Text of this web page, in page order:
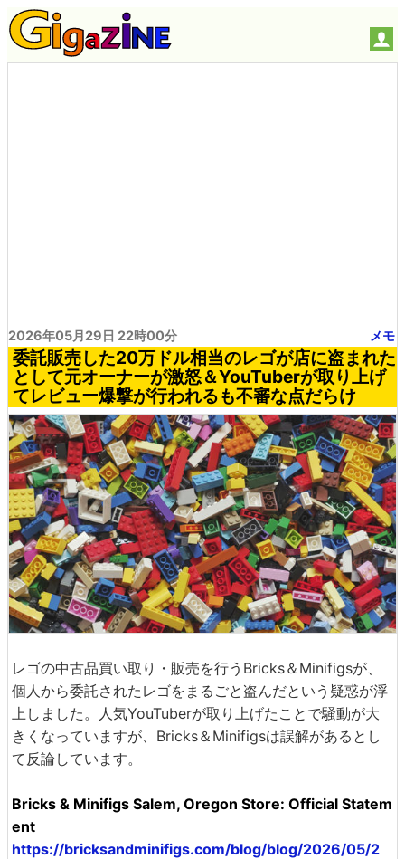
2026年05月29日 22時00分 メモ
委託販売した20万ドル相当のレゴが店に盗まれた
として元オーナーが激怒＆YouTuberが取り上げ
てレビュー爆撃が行われるも不審な点だらけ
レゴの中古品買い取り・販売を行うBricks＆Minifigsが、
個人から委託されたレゴをまるごと盗んだという疑惑が浮
上しました。人気YouTuberが取り上げたことで騒動が大
きくなっていますが、Bricks＆Minifigsは誤解があるとし
て反論しています。
Bricks & Minifigs Salem, Oregon Store: Official Statem
ent
https://bricksandminifigs.com/blog/blog/2026/05/2